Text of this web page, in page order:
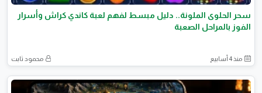
سحر الحلوى الملونة.. دليل مبسط لفهم لعبة كاندي كراش وأسرار
الفوز بالمراحل الصعبة
منذ 4 أسابيع محمود ثابت